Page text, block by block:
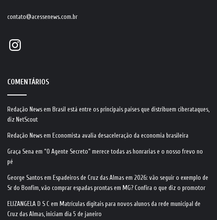
contato@acessenews.com.br
Instagram
COMENTÁRIOS
Redação News em Brasil está entre os principais países que distribuem ciberataques,
diz NetScout
Redação News em Economista avalia desaceleração da economia brasileira
Graça Sena em “O Agente Secreto” merece todas as honrarias e o nosso frevo no
pé
George Santos em Espadeiros de Cruz das Almas em 2026: vão seguir o exemplo de
Sr do Bonfim, vão comprar espadas prontas em MG? Confira o que diz o promotor
ELIZANGELA D S C em Matrículas digitais para novos alunos da rede municipal de
Cruz das Almas, iniciam dia 5 de janeiro